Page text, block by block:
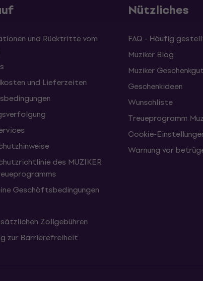
und Rücktritte vom
und Lieferzeiten
des MUZIKER
Geschäftsbedingungen
Zollgebühren
zur Barrierefreiheit
Nützliches
FAQ - Häufig
Muziker Blog
Muziker
Geschenkideen
Wunschliste
Treueprogramm
Cookie-
Warnung vor